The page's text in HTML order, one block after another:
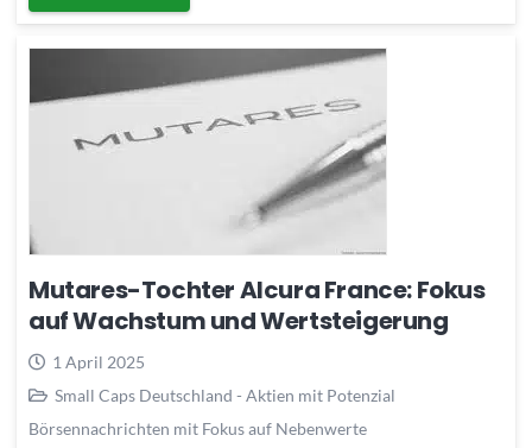
Mutares-Tochter Alcura France: Fokus
auf Wachstum und Wertsteigerung
1 April 2025
Small Caps Deutschland - Aktien mit Potenzial
Börsennachrichten mit Fokus auf Nebenwerte